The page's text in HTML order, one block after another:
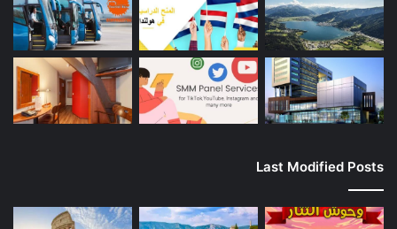
Last Modified Posts